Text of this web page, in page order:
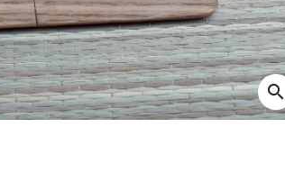
search